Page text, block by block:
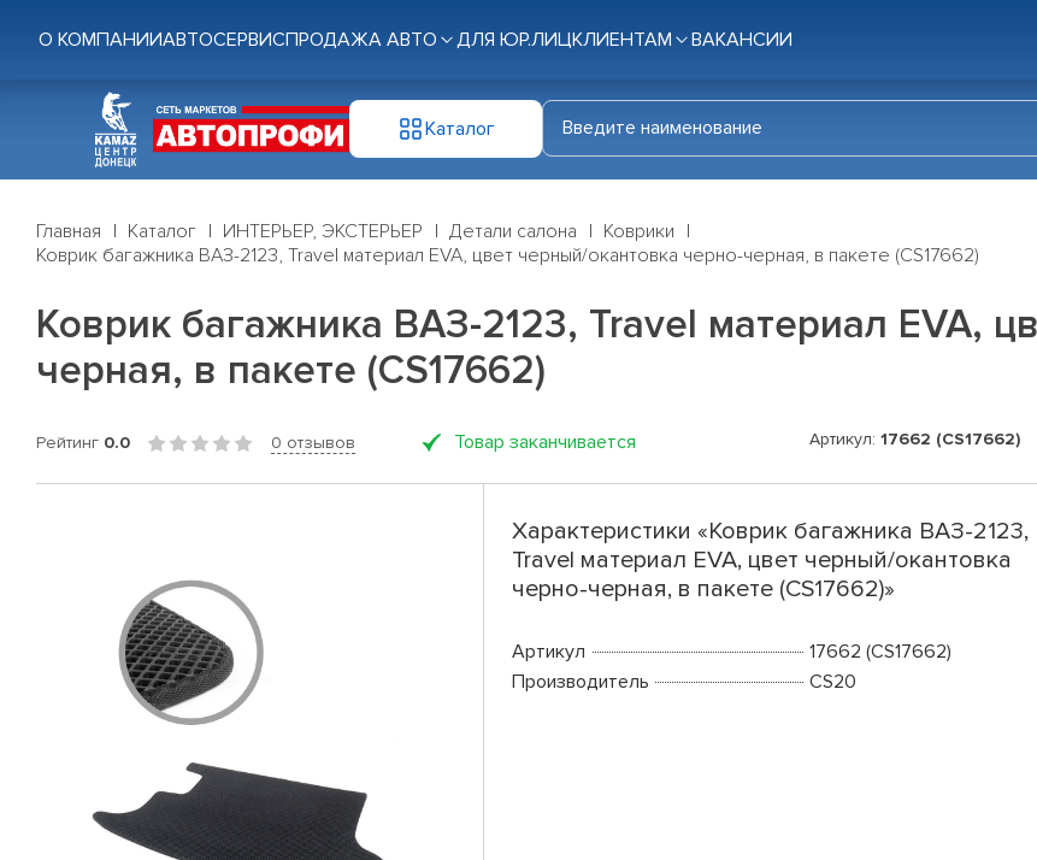
О КОМПАНИИАВТОСЕРВИСПРОДАЖА АВТО ДЛЯ ЮР.ЛИЦКЛИЕНТАМ ВАКАНСИИ
Каталог
Главная Каталог ИНТЕРЬЕР, ЭКСТЕРЬЕР Детали салона
Коврики
Коврик багажника ВАЗ-2123, Travel материал EVA, цвет черный/окантовка черно-черная, в пакете (CS17662)
Коврик багажника ВАЗ-2123, Travel материал EVA,
черная, в пакете (CS17662)
Рейтинг 0.0 0 отзывов Товар заканчивается Артикул: 17662 (CS17662)
Характеристики «Коврик багажника ВАЗ-2123,
Travel материал EVA, цвет черный/окантовка
черно-черная, в пакете (CS17662)»
Артикул
17662 (CS17662)
Производитель
CS20